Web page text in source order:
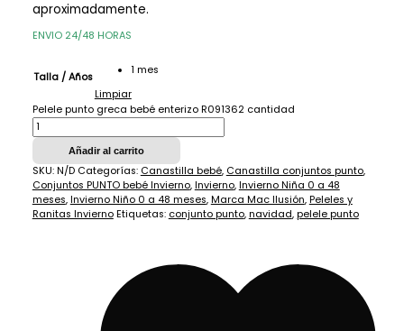
aproximadamente.
ENVIO 24/48 HORAS
Talla / Años
1 mes
Limpiar
Pelele punto greca bebé enterizo R091362 cantidad
Añadir al carrito
SKU: N/D Categorías: Canastilla bebé, Canastilla conjuntos punto,
Conjuntos PUNTO bebé Invierno, Invierno, Invierno Niña 0 a 48
meses, Invierno Niño 0 a 48 meses, Marca Mac Ilusión, Peleles y
Ranitas Invierno Etiquetas: conjunto punto, navidad, pelele punto